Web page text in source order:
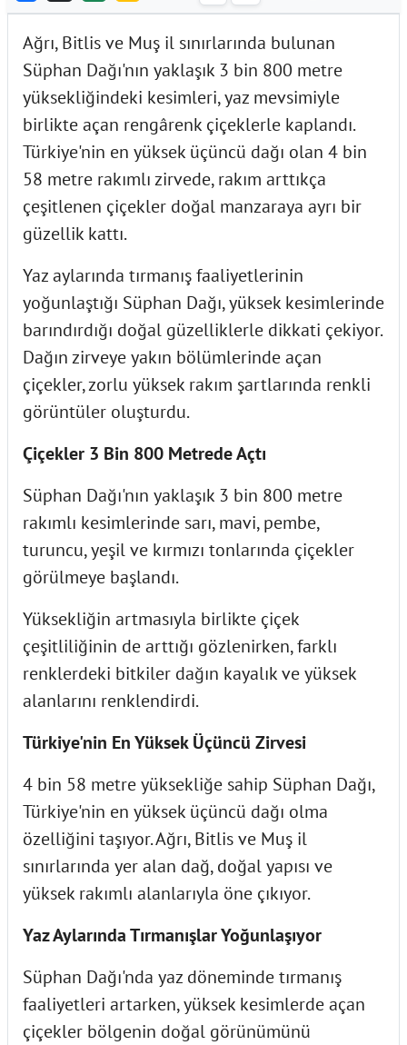
Ağrı, Bitlis ve Muş il sınırlarında bulunan
Süphan Dağı'nın yaklaşık 3 bin 800 metre
yüksekliğindeki kesimleri, yaz mevsimiyle
birlikte açan rengârenk çiçeklerle kaplandı.
Türkiye'nin en yüksek üçüncü dağı olan 4 bin
58 metre rakımlı zirvede, rakım arttıkça
çeşitlenen çiçekler doğal manzaraya ayrı bir
güzellik kattı.
Yaz aylarında tırmanış faaliyetlerinin
yoğunlaştığı Süphan Dağı, yüksek kesimlerinde
barındırdığı doğal güzelliklerle dikkati çekiyor.
Dağın zirveye yakın bölümlerinde açan
çiçekler, zorlu yüksek rakım şartlarında renkli
görüntüler oluşturdu.
Çiçekler 3 Bin 800 Metrede Açtı
Süphan Dağı'nın yaklaşık 3 bin 800 metre
rakımlı kesimlerinde sarı, mavi, pembe,
turuncu, yeşil ve kırmızı tonlarında çiçekler
görülmeye başlandı.
Yüksekliğin artmasıyla birlikte çiçek
çeşitliliğinin de arttığı gözlenirken, farklı
renklerdeki bitkiler dağın kayalık ve yüksek
alanlarını renklendirdi.
Türkiye'nin En Yüksek Üçüncü Zirvesi
4 bin 58 metre yüksekliğe sahip Süphan Dağı,
Türkiye'nin en yüksek üçüncü dağı olma
özelliğini taşıyor. Ağrı, Bitlis ve Muş il
sınırlarında yer alan dağ, doğal yapısı ve
yüksek rakımlı alanlarıyla öne çıkıyor.
Yaz Aylarında Tırmanışlar Yoğunlaşıyor
Süphan Dağı'nda yaz döneminde tırmanış
faaliyetleri artarken, yüksek kesimlerde açan
çiçekler bölgenin doğal görünümünü